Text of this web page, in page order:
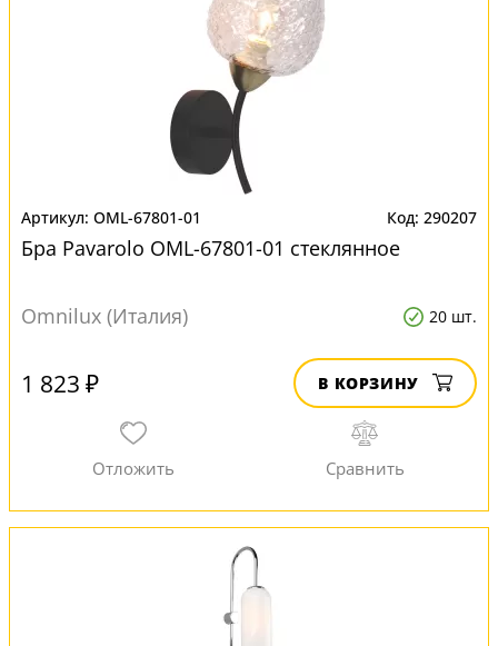
OML-67801-01 290207
Бра Pavarolo OML-67801-01 стеклянное
Omnilux (Италия) 20 шт.
1 823 ₽ В КОРЗИНУ